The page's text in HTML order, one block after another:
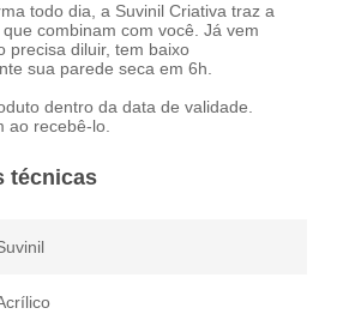
todo dia, a Suvinil Criativa traz a
combinam com você. Já vem
precisa diluir, tem baixo
sua parede seca em 6h.
dentro da data de validade.
ao recebê-lo.
técnicas